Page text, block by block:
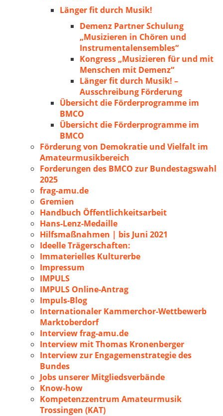
Länger fit durch Musik!
Demenz Partner Schulung
„Musizieren in Chören und
Instrumentalensembles“
Kongress „Musizieren für und mit
Menschen mit Demenz“
Länger fit durch Musik! –
Ausschreibung Förderung
Übersicht die Förderprogramme im
BMCO
Übersicht die Förderprogramme im
BMCO
Förderung von Demokratie und Vielfalt im
Amateurmusikbereich
Forderungen des BMCO zur Bundestagswahl
2025
frag-amu.de
Gremien
Handbuch Öffentlichkeitsarbeit
Hans-Lenz-Medaille
Hilfsmaßnahmen | bis Juni 2021
Ideelle Trägerschaften:
Immaterielles Kulturerbe
Impressum
IMPULS
IMPULS Online-Antrag
Impuls-Blog
Internationaler Kammerchor-Wettbewerb
Marktoberdorf
Interview frag-amu.de
Interview mit Thomas Kronenberger
Interview zur Engagemenstrategie des
Bundes
Jobs unserer Mitgliedsverbände
Know-how
Kompetenzzentrum Amateurmusik
Trossingen (KAT)